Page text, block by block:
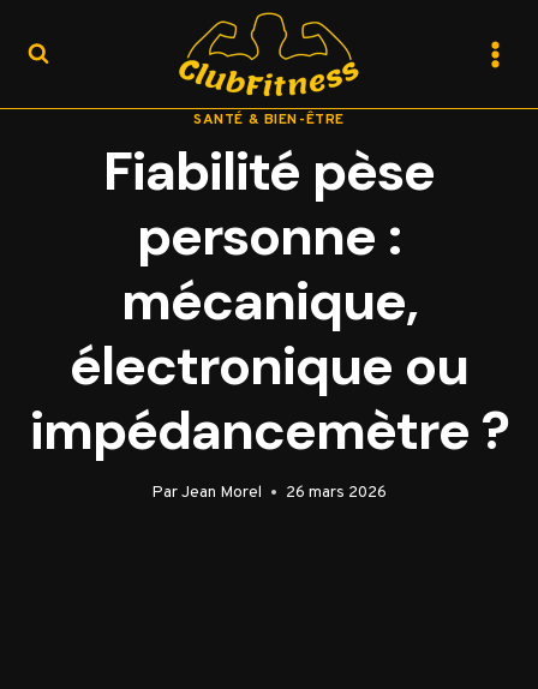
SANTÉ & BIEN-ÊTRE
Fiabilité pèse
personne :
mécanique,
électronique ou
impédancemètre ?
ParJean Morel 26 mars 2026